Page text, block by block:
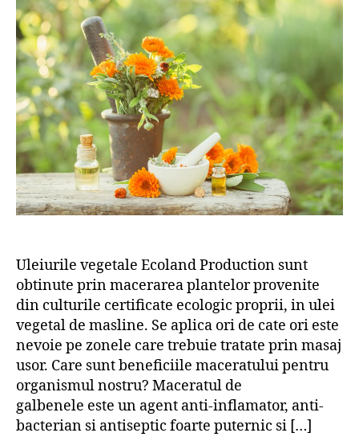
Uleiurile vegetale Ecoland Production sunt
obtinute prin macerarea plantelor provenite
din culturile certificate ecologic proprii, in ulei
vegetal de masline. Se aplica ori de cate ori este
nevoie pe zonele care trebuie tratate prin masaj
usor. Care sunt beneficiile maceratului pentru
organismul nostru? Maceratul de
galbenele este un agent anti-inflamator, anti-
bacterian si antiseptic foarte puternic si […]